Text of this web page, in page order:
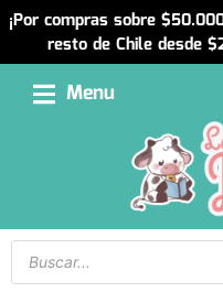
¡Por compras sobre
resto de Chile desde
Menu